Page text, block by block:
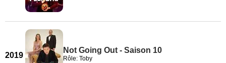
2019
Not Going Out - Saison 10
Rôle: Toby